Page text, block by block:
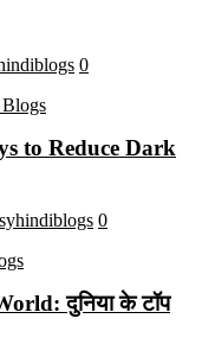
0
to Reduce Dark
0
दुनिया के टॉप